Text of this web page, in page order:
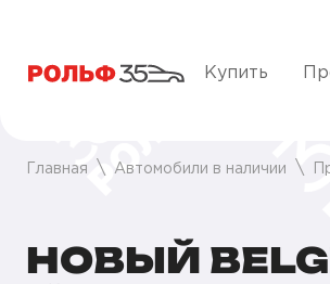
Купить
Главная Автомобили в наличии
НОВЫЙ